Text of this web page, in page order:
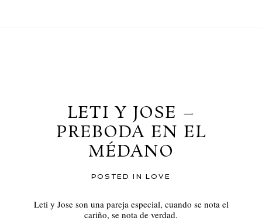
LETI Y JOSE –
PREBODA EN EL
MÉDANO
POSTED IN LOVE
Leti y Jose son una pareja especial, cuando se nota el
cariño, se nota de verdad.